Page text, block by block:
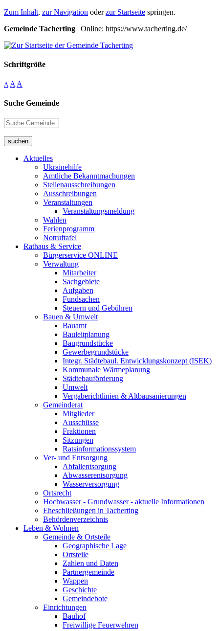
Zum Inhalt, zur Navigation oderzur Startseite springen.
Gemeinde Tacherting | Online: https://www.tacherting.de/
Schriftgröße
A A A
Suche Gemeinde
suchen
Aktuelles
Ukrainehilfe
Amtliche Bekanntmachungen
Stellenausschreibungen
Ausschreibungen
Veranstaltungen
Veranstaltungsmeldung
Wahlen
Ferienprogramm
Notruftafel
Rathaus & Service
Bürgerservice ONLINE
Verwaltung
Mitarbeiter
Sachgebiete
Aufgaben
Fundsachen
Steuern und Gebühren
Bauen & Umwelt
Bauamt
Bauleitplanung
Baugrundstücke
Gewerbegrundstücke
Integr. Städtebaul. Entwicklungskonzept (ISEK)
Kommunale Wärmeplanung
Städtebauförderung
Umwelt
Vergaberichtlinien & Altbausanierungen
Gemeinderat
Mitglieder
Ausschüsse
Fraktionen
Sitzungen
Ratsinformationssystem
Ver- und Entsorgung
Abfallentsorgung
Abwasserentsorgung
Wasserversorgung
Ortsrecht
Hochwasser - Grundwasser - aktuelle Informationen
Eheschließungen in Tacherting
Behördenverzeichnis
Leben & Wohnen
Gemeinde & Ortsteile
Geographische Lage
Ortsteile
Zahlen und Daten
Partnergemeinde
Wappen
Geschichte
Gemeindebote
Einrichtungen
Bauhof
Freiwillige Feuerwehren